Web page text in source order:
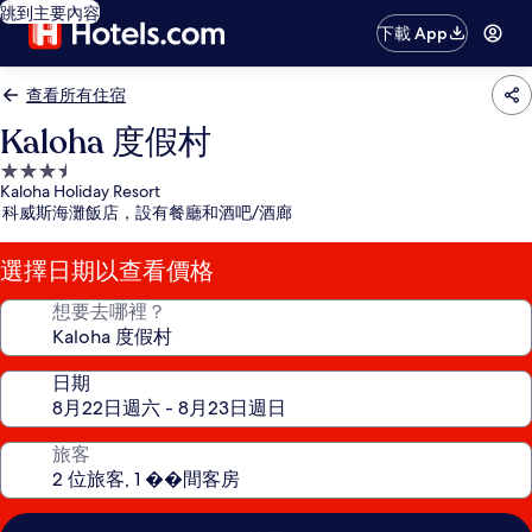
跳到主要內容
下載 App
查看所有住宿
Kaloha 度假村
3.5
星
級
住
宿
Kaloha Holiday Resort
科威斯海灘飯店，設有餐廳和酒吧/酒廊
選擇日期以查看價格
想要去哪裡？
日期
旅客